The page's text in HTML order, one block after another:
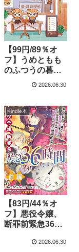
【99円/89％オ
フ】うめともも
のふつうの暮ら
し【特典ペーパ
(1) (バンブーコ
ミックス)
2026.06.30
Kindle本
【83円/44％オ
フ】悪役令嬢、
断罪前緊急36時
(ZERO-SUMコ
2026.06.30